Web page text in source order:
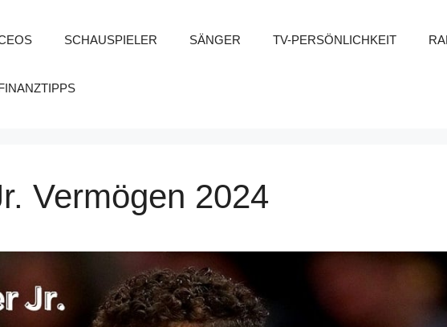
SCHAUSPIELER SÄNGER TV-PERSÖNLICHKEIT
Vermögen 2024